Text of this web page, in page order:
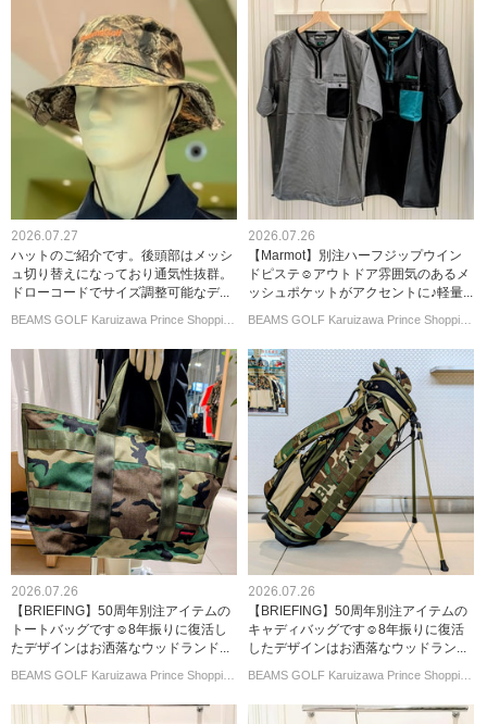
2026.07.27
ハットのご紹介です。後頭部はメッシ
ュ切り替えになっており通気性抜群。
ドローコードでサイズ調整可能なデ...
2026.07.26
【Marmot】別注ハーフジップウイン
ドピステ☺︎アウトドア雰囲気のあるメ
ッシュポケットがアクセントに♪軽量...
2026.07.26
【BRIEFING】50周年別注アイテムの
トートバッグです☺︎8年振りに復活し
たデザインはお洒落なウッドランド...
2026.07.26
【BRIEFING】50周年別注アイテムの
キャディバッグです☺︎8年振りに復活
したデザインはお洒落なウッドラン...